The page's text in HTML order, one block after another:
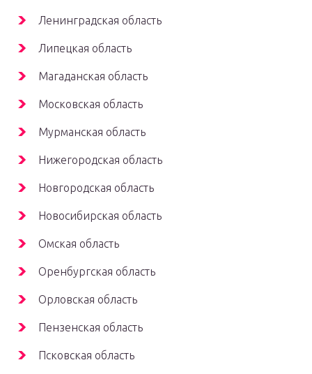
Ленинградская область
Липецкая область
Магаданская область
Московская область
Мурманская область
Нижегородская область
Новгородская область
Новосибирская область
Омская область
Оренбургская область
Орловская область
Пензенская область
Псковская область